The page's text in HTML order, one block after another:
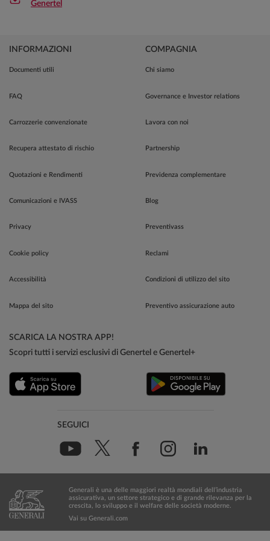
Genertel
INFORMAZIONI
Documenti utili
FAQ
Carrozzerie convenzionate
Recupera attestato di rischio
Quotazioni e Rendimenti
Comunicazioni e IVASS
Privacy
Cookie policy
Accessibilità
Mappa del sito
COMPAGNIA
Chi siamo
Governance e Investor relations
Lavora con noi
Partnership
Previdenza complementare
Blog
Preventivass
Reclami
Condizioni di utilizzo del sito
Preventivo assicurazione auto
SCARICA LA NOSTRA APP!
Scopri tutti i servizi esclusivi di Genertel e Genertel+
SEGUICI
Generali è una delle maggiori realtà mondiali dell’industria
assicurativa, un settore strategico e di grande rilevanza per la
crescita, lo sviluppo e il welfare delle società moderne.
Vai su Generali.com